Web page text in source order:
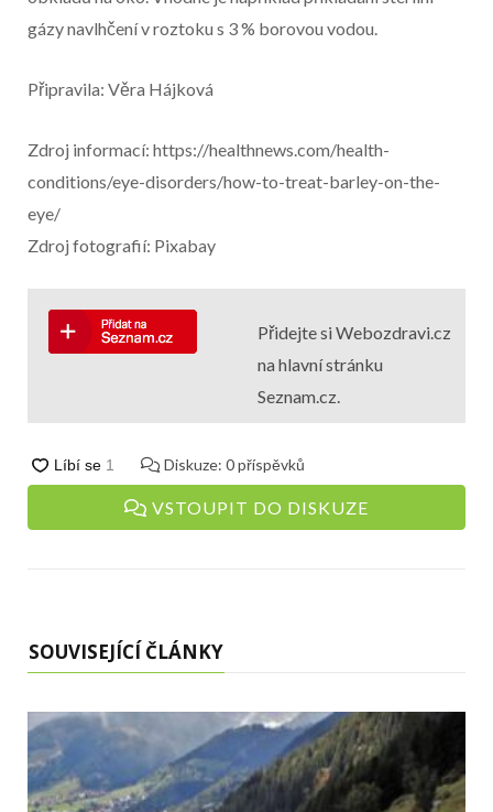
gázy navlhčení v roztoku s 3 % borovou vodou.
Připravila: Věra Hájková
Zdroj informací: https://healthnews.com/health-
conditions/eye-disorders/how-to-treat-barley-on-the-
eye/
Zdroj fotografií: Pixabay
Přidejte si Webozdravi.cz
na hlavní stránku
Seznam.cz.
Diskuze: 0příspěvků
VSTOUPIT DO DISKUZE
SOUVISEJÍCÍ ČLÁNKY